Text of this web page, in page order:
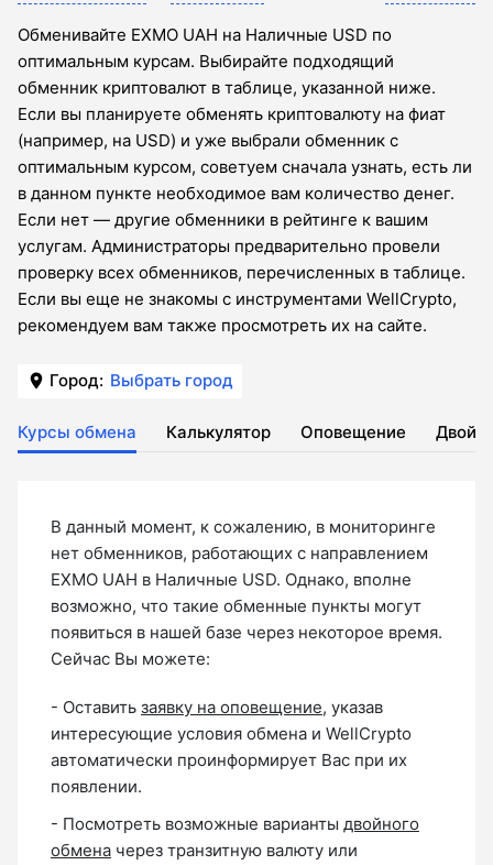
Обменивайте EXMO UAH на Наличные USD по
оптимальным курсам. Выбирайте подходящий
обменник криптовалют в таблице, указанной ниже.
Если вы планируете обменять криптовалюту на фиат
(например, на USD) и уже выбрали обменник с
оптимальным курсом, советуем сначала узнать, есть ли
в данном пункте необходимое вам количество денег.
Если нет — другие обменники в рейтинге к вашим
услугам. Администраторы предварительно провели
проверку всех обменников, перечисленных в таблице.
Если вы еще не знакомы с инструментами WellCrypto,
рекомендуем вам также просмотреть их на сайте.
Город: Выбрать город
Курсы обмена Калькулятор Оповещение
В данный момент, к сожалению, в мониторинге
нет обменников, работающих с направлением
EXMO UAH в Наличные USD. Однако, вполне
возможно, что такие обменные пункты могут
появиться в нашей базе через некоторое время.
Сейчас Вы можете:
- Оставить заявку на оповещение, указав
интересующие условия обмена и WellCrypto
автоматически проинформирует Вас при их
появлении.
- Посмотреть возможные варианты двойного
обмена через транзитную валюту или